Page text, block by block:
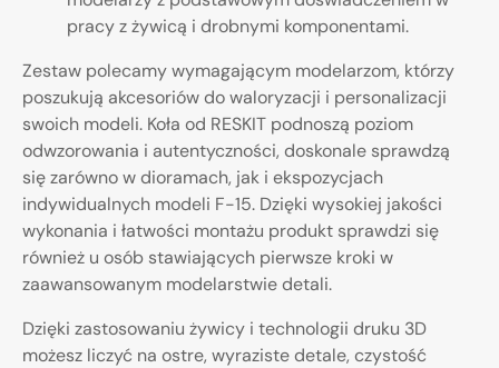
pracy z żywicą i drobnymi komponentami.
Zestaw polecamy wymagającym modelarzom, którzy
poszukują akcesoriów do waloryzacji i personalizacji
swoich modeli. Koła od RESKIT podnoszą poziom
odwzorowania i autentyczności, doskonale sprawdzą
się zarówno w dioramach, jak i ekspozycjach
indywidualnych modeli F-15. Dzięki wysokiej jakości
wykonania i łatwości montażu produkt sprawdzi się
również u osób stawiających pierwsze kroki w
zaawansowanym modelarstwie detali.
Dzięki zastosowaniu żywicy i technologii druku 3D
możesz liczyć na ostre, wyraziste detale, czystość